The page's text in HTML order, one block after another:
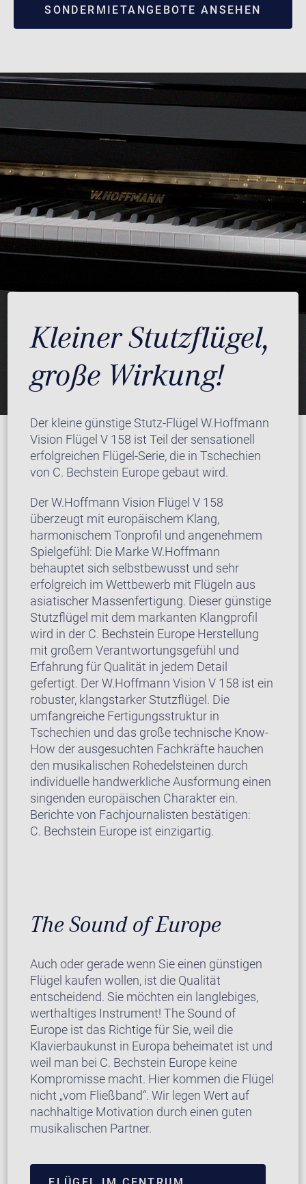
SONDERMIETANGEBOTE ANSEHEN
Kleiner Stutzflügel,
große Wirkung!
Der kleine günstige Stutz-Flügel W.Hoffmann
Vision Flügel V 158 ist Teil der sensationell
erfolgreichen Flügel-Serie, die in Tschechien
von C. Bechstein Europe gebaut wird.
Der W.Hoffmann Vision Flügel V 158
überzeugt mit europäischem Klang,
harmonischem Tonprofil und angenehmem
Spielgefühl: Die Marke W.Hoffmann
behauptet sich selbstbewusst und sehr
erfolgreich im Wettbewerb mit Flügeln aus
asiatischer Massenfertigung. Dieser günstige
Stutzflügel mit dem markanten Klangprofil
wird in der C. Bechstein Europe Herstellung
mit großem Verantwortungsgefühl und
Erfahrung für Qualität in jedem Detail
gefertigt. Der W.Hoffmann Vision V 158 ist ein
robuster, klangstarker Stutzflügel. Die
umfangreiche Fertigungsstruktur in
Tschechien und das große technische Know-
How der ausgesuchten Fachkräfte hauchen
den musikalischen Rohedelsteinen durch
individuelle handwerkliche Ausformung einen
singenden europäischen Charakter ein.
Berichte von Fachjournalisten bestätigen:
C. Bechstein Europe ist einzigartig.
The Sound of Europe
Auch oder gerade wenn Sie einen günstigen
Flügel kaufen wollen, ist die Qualität
entscheidend. Sie möchten ein langlebiges,
werthaltiges Instrument! The Sound of
Europe ist das Richtige für Sie, weil die
Klavierbaukunst in Europa beheimatet ist und
weil man bei C. Bechstein Europe keine
Kompromisse macht. Hier kommen die Flügel
nicht „vom Fließband“. Wir legen Wert auf
nachhaltige Motivation durch einen guten
musikalischen Partner.